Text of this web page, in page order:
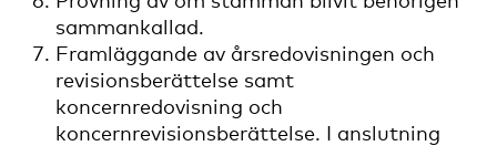
sammankallad.
Framläggande av årsredovisningen och
revisionsberättelse samt
koncernredovisning och
koncernrevisionsberättelse. I anslutning